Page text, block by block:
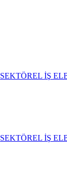
SEKTÖREL İŞ
SEKTÖREL İŞ